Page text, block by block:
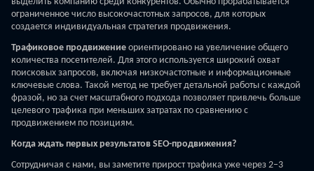
ограниченное число высокочастотных запросов, для которых
создается индивидуальная стратегия продвижения.
Трафиковое продвижение ориентировано на увеличение общего
количества посетителей. Для этого используется широкий охват
поисковых запросов, включая низкочастотные и информационные
ключевые слова. Такой метод не требует детальной работы с каждой
фразой, но за счет масштабного подхода позволяет привлечь больше
целевого трафика при меньших затратах по сравнению с
продвижением по позициям.
Когда ждать первых результатов SEO-продвижения?
Сотрудничая с нами, вы заметите прирост трафика уже через 2–3